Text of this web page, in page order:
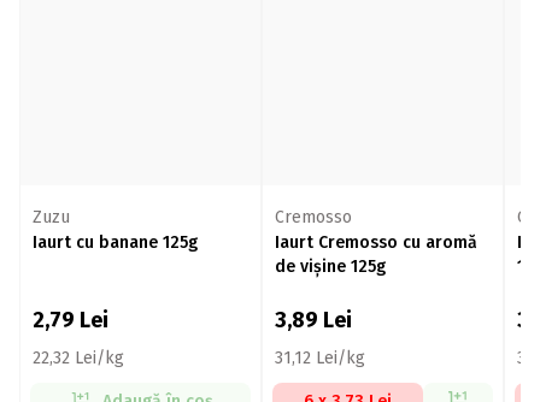
Zuzu
Iaurt cu banane 125g
2,79 Lei
22,32 Lei/kg
Cremosso
Iaurt Cremosso cu aromă
de vișine 125g
3,89 Lei
31,12 Lei/kg